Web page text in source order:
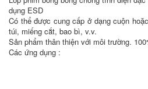
dụng ESD
Có thể được cung cấp ở dạng cuộn
túi, miếng cắt, bao bì, v.v.
Sản phẩm thân thiện với môi trường.
Các ứng dụng :